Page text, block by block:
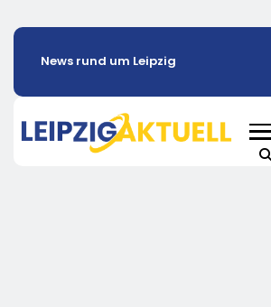
News rund um Leipzig